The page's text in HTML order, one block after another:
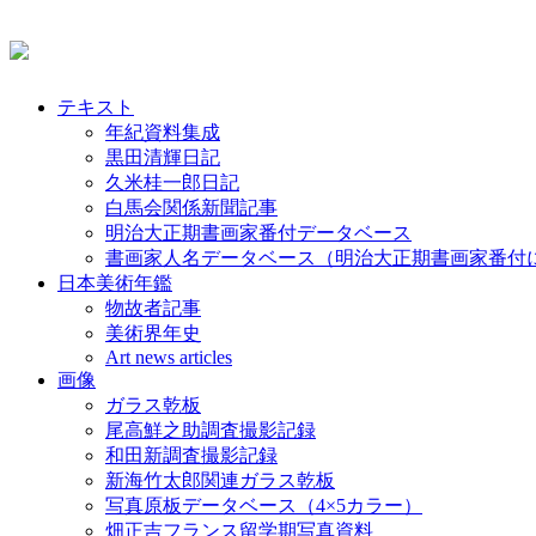
テキスト
年紀資料集成
黒田清輝日記
久米桂一郎日記
白馬会関係新聞記事
明治大正期書画家番付データベース
書画家人名データベース（明治大正期書画家番付
日本美術年鑑
物故者記事
美術界年史
Art news articles
画像
ガラス乾板
尾高鮮之助調査撮影記録
和田新調査撮影記録
新海竹太郎関連ガラス乾板
写真原板データベース（4×5カラー）
畑正吉フランス留学期写真資料